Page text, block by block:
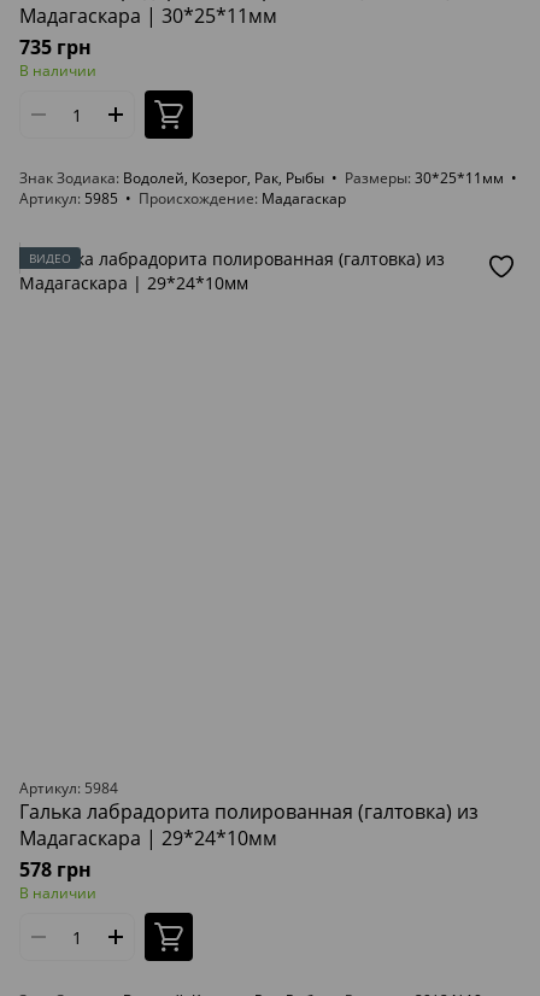
Мадагаскара | 30*25*11мм
735 грн
В наличии
Знак Зодиака Водолей, Козерог, Рак, Рыбы Размеры 30*25*11мм
Артикул 5985 Происхождение Мадагаскар
ВИДЕО
Артикул: 5984
Галька лабрадорита полированная (галтовка) из
Мадагаскара | 29*24*10мм
578 грн
В наличии